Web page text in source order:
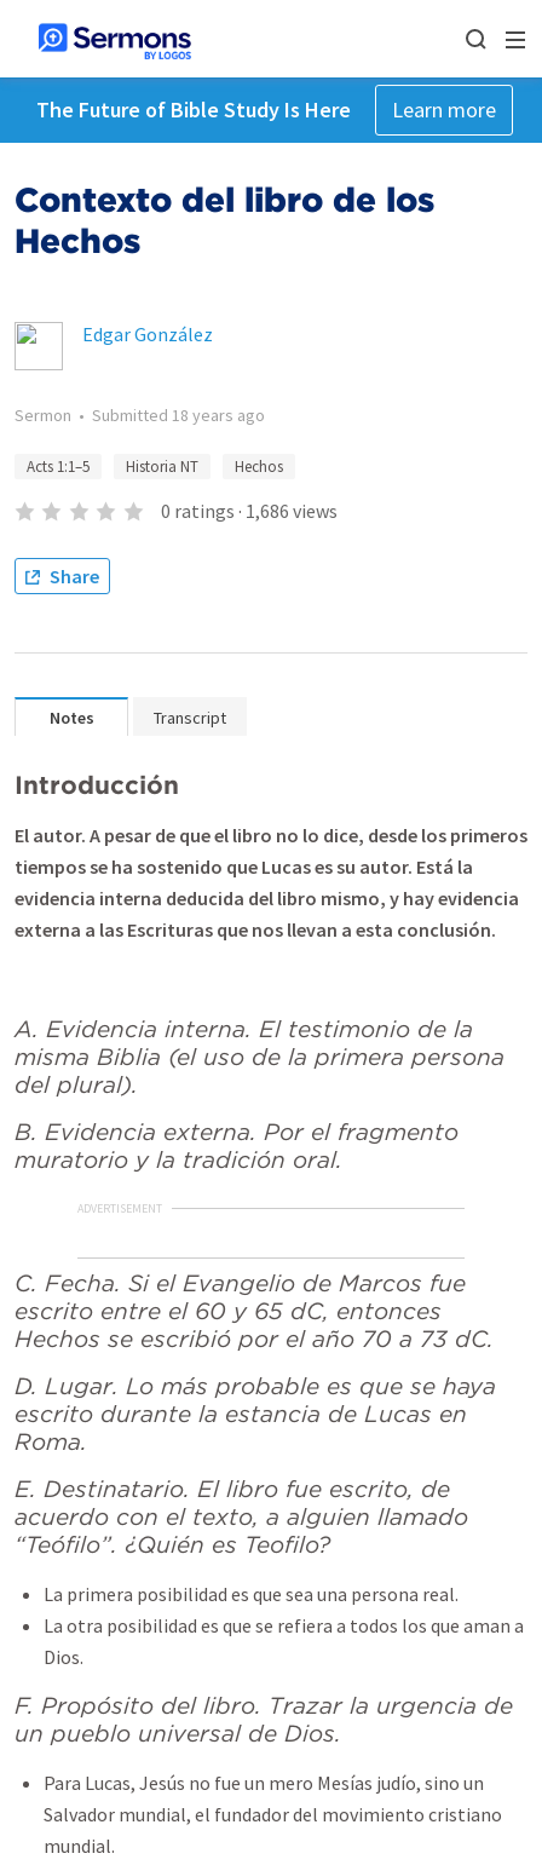
The Future of Bible Study Is Here Learn more
Contexto del libro de los
Hechos
Edgar González
Sermon • Submitted 18 years ago
Acts 1:1–5 Historia NT Hechos
0 ratings · 1,686 views
Share
Notes Transcript
Introducción
El autor. A pesar de que el libro no lo dice, desde los primeros
tiempos se ha sostenido que Lucas es su autor. Está la
evidencia interna deducida del libro mismo, y hay evidencia
externa a las Escrituras que nos llevan a esta conclusión.
A. Evidencia interna. El testimonio de la
misma Biblia (el uso de la primera persona
del plural).
B. Evidencia externa. Por el fragmento
muratorio y la tradición oral.
ADVERTISEMENT
C. Fecha. Si el Evangelio de Marcos fue
escrito entre el 60 y 65 dC, entonces
Hechos se escribió por el año 70 a 73 dC.
D. Lugar. Lo más probable es que se haya
escrito durante la estancia de Lucas en
Roma.
E. Destinatario. El libro fue escrito, de
acuerdo con el texto, a alguien llamado
“Teófilo”. ¿Quién es Teofilo?
La primera posibilidad es que sea una persona real.
La otra posibilidad es que se refiera a todos los que aman a
Dios.
F. Propósito del libro. Trazar la urgencia de
un pueblo universal de Dios.
Para Lucas, Jesús no fue un mero Mesías judío, sino un
Salvador mundial, el fundador del movimiento cristiano
mundial.